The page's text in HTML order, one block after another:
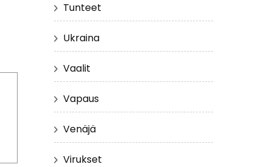
Tunteet
Ukraina
Vaalit
Vapaus
Venäjä
Virukset